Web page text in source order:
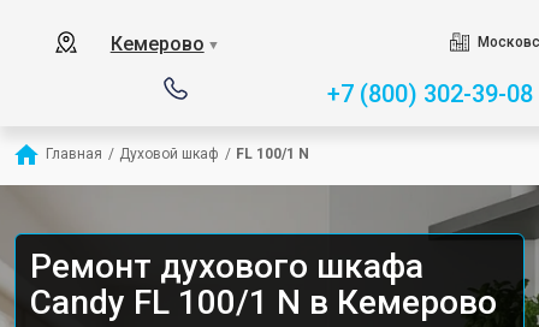
Кемерово ▼
+7 (800) 302-39-08
Главная / Духовой шкаф / FL 100/1 N
Ремонт духового шкафа
Candy FL 100/1 N в Кемерово